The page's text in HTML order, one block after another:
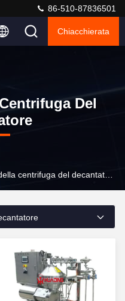
86-510-87836501
Chiacchierata
Del